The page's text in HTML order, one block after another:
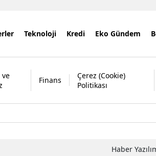
Teknoloji Kredi Eko Gündem
ve
Finans
Çerez (Cookie)
Politikası
Haber